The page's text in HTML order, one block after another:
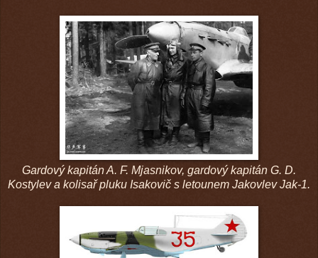
Gardový kapitán A. F. Mjasnikov, gardový kapitán G. D.
Kostylev a kolisař pluku Isakovič s letounem Jakovlev Jak-1.